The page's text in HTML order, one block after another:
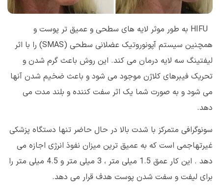
HIFU به طور موثر لایه های سطحی و عمیق تر پوست و
همچنین سیستم آپونوروتیک عضلانی سطحی (SMAS) را با اثر
لیفتینگ سه لایه درمان می کند. این روش باعث گرم شدن و
تحریک فیبرهای کلاژن موجود می شود و باعث ضخیم شدن آنها
می شود و به صورت شما یک اثر سفت کننده و بلند مدت می
دهد.
سونوگرافی متمرکز با شدت بالا در حال حاضر تنها دستگاه پزشکی
غیرتهاجمی است که به عمیق ترین میزان نفوذ انرژی اجازه می
دهد . این کار عمق 1.5 میلی متر ، 3 میلی متر و 4.5 میلی متر را
برای لیفت و سفت شدن پوست هدف قرار می دهد.